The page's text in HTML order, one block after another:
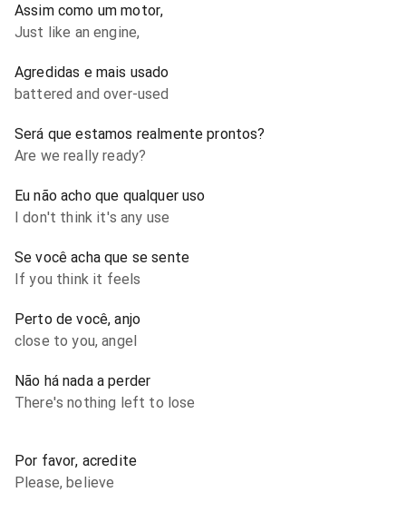
Assim como um motor,
Just like an engine,
Agredidas e mais usado
battered and over-used
Será que estamos realmente prontos?
Are we really ready?
Eu não acho que qualquer uso
I don't think it's any use
Se você acha que se sente
If you think it feels
Perto de você, anjo
close to you, angel
Não há nada a perder
There's nothing left to lose
Por favor, acredite
Please, believe